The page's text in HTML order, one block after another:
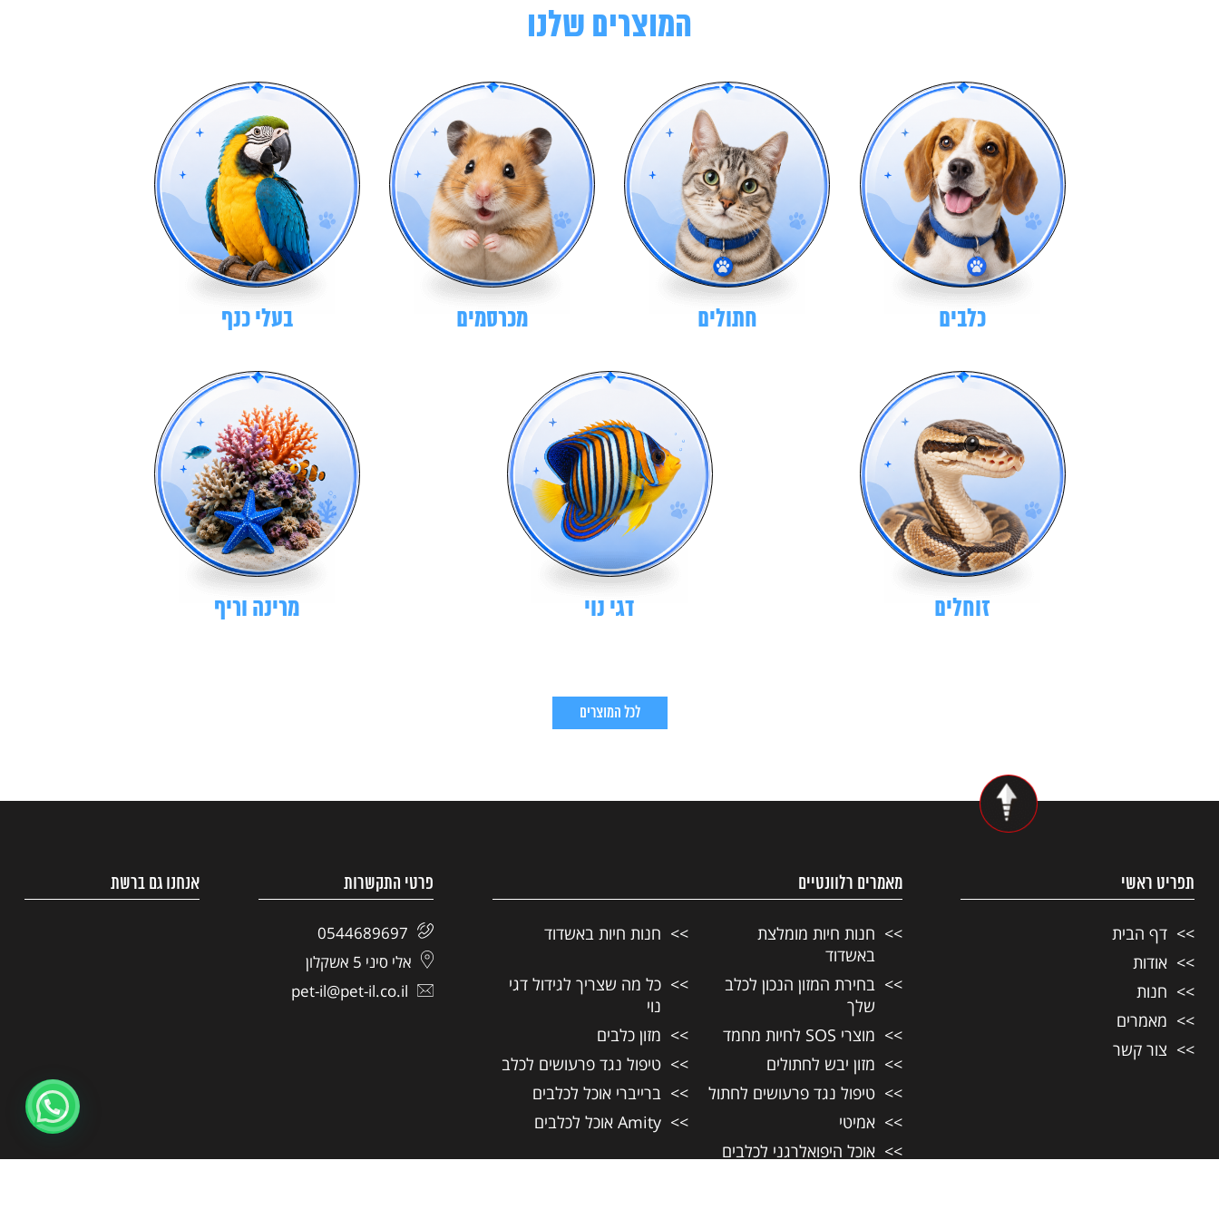
המוצרים שלנו
כלבים חתולים מכרסמים בעלי כנף
זוחלים דגי נוי מרינה וריף
לכל המוצרים
תפריט ראשי
דף הבית
אודות
חנות
מאמרים
צור קשר
מאמרים רלוונטיים
חנות חיות מומלצת
באשדוד
חנות חיות באשדוד
בחירת המזון הנכון לכלב
שלך
כל מה שצריך לגידול דגי
נוי
מוצרי SOS לחיות מחמד
מזון כלבים
מזון יבש לחתולים
טיפול נגד פרעושים לכלב
טיפול נגד פרעושים לחתול
ברייברי אוכל לכלבים
אמיטי
Amity אוכל לכלבים
אוכל היפואלרגני לכלבים
פרטי התקשרות
0544689697
אלי סיני 5 אשקלון
pet-il@pet-il.co.il
אנחנו גם ברשת